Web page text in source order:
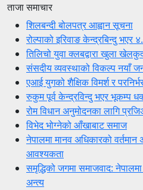
ताजा समाचार
शिलबन्दी बोलपत्र आह्वान सूचना
रोल्पाको इरिवाङ केन्द्रबिन्दु भएर
तिलिचो युवा क्लबद्वारा खुला
संसदीय व्यवस्थाको विकल्प नयाँ
एआई युगको शैक्षिक विमर्श र
रुकुम पूर्व केन्द्रविन्दु भएर भूकम्प
रोम विधान अनुमोदनका लागि
विभेद भोग्नेको आँखाबाट समाज
नेपालमा मानव अधिकारको
आवश्यकता
समृद्धिको जगमा समाजवाद:
अन्त्य